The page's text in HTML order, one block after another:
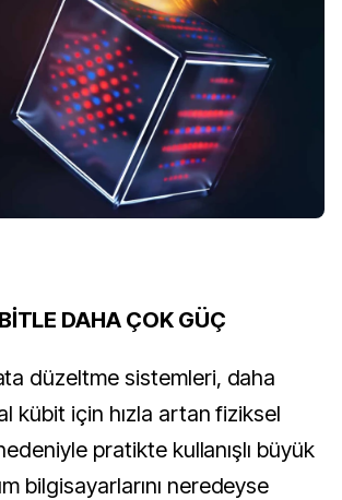
DAHA ÇOK GÜÇ
düzeltme sistemleri, daha
kübit için hızla artan fiziksel
pratikte kullanışlı büyük
bilgisayarlarını neredeyse